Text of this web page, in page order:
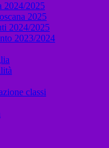
2024/2025
2025
2024/2025
2023/2024
classi